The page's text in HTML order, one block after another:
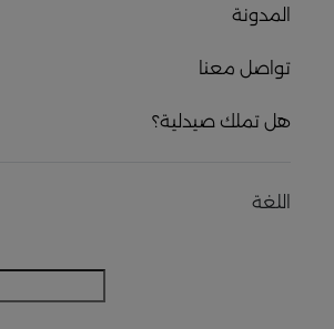
المدونة
تواصل معنا
هل تملك صيدلية؟
اللغة